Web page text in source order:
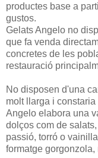
productes base a
gustos.
Gelats Angelo no
que fa venda
concretes de les
restauració
No disposen d'una
molt llarga i
Angelo elabora una
dolços com de
passió, torró o
formatge